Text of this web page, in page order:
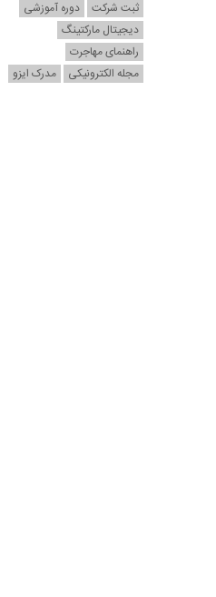
ثبت شرکت
دوره آموزشی
دیجیتال مارکتینگ
راهنمای مهاجرت
مجله الکترونیکی
مدرک ایزو